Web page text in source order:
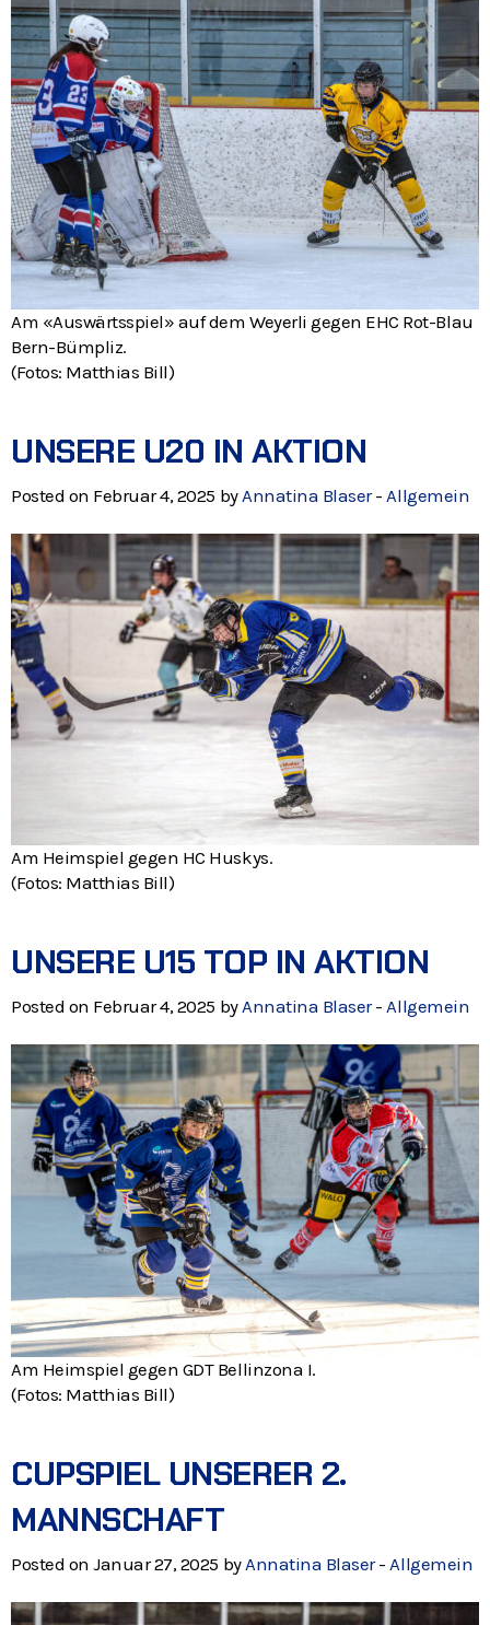
Am «Auswärtsspiel» auf dem Weyerli gegen EHC Rot-Blau
Bern-Bümpliz.
(Fotos: Matthias Bill)
UNSERE U20 IN AKTION
Posted on Februar 4, 2025 byAnnatina Blaser-Allgemein
Am Heimspiel gegen HC Huskys.
(Fotos: Matthias Bill)
UNSERE U15 TOP IN AKTION
Posted on Februar 4, 2025 byAnnatina Blaser-Allgemein
Am Heimspiel gegen GDT Bellinzona I.
(Fotos: Matthias Bill)
CUPSPIEL UNSERER 2.
MANNSCHAFT
Posted on Januar 27, 2025 by Annatina Blaser- Allgemein